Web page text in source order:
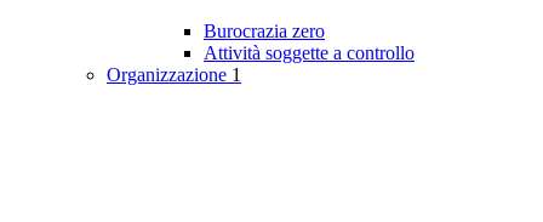
Burocrazia zero
Attività soggette a controllo
Organizzazione 1